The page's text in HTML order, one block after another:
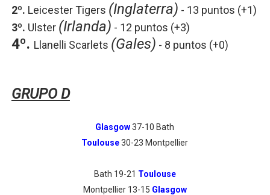
2º. Leicester Tigers (Inglaterra) - 13 puntos (+1)
3º. Ulster (Irlanda) - 12 puntos (+3)
4º. Llanelli Scarlets (Gales) - 8 puntos (+0)
GRUPO D
Glasgow37-10 Bath
Toulouse30-23 Montpellier
Bath 19-21 Toulouse
Montpellier 13-15 Glasgow